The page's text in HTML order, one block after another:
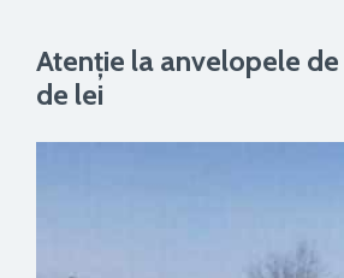
Atenție la anvelopele
de lei